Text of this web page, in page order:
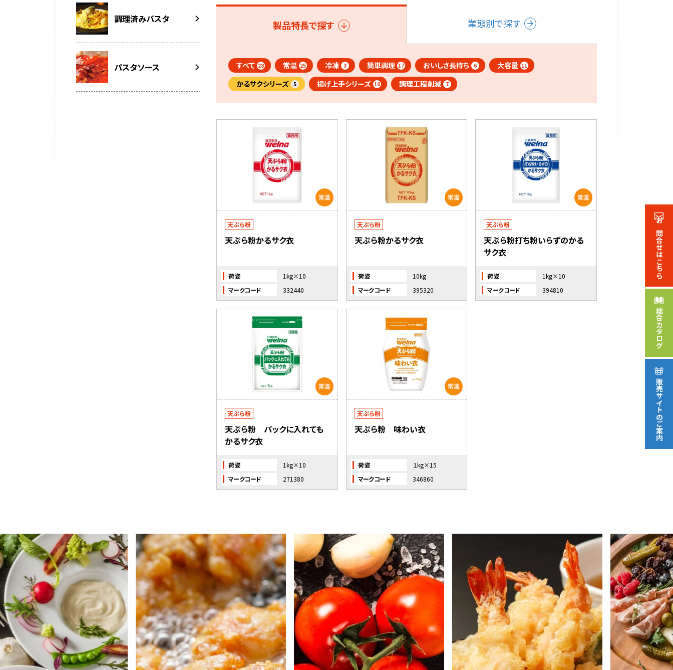
お問合せ
はこちら
総合
カタログ
販売サイト
のご案内
製品特長で探す 業態別で探す
すべて 28 常温 25 冷凍 3 簡単調理 17 おいしさ長持ち 6 大容量 11
かるサクシリーズ 5 揚げ上手シリーズ 10 調理工程削減 7
天ぷら粉
天ぷら粉かるサク衣
荷姿
1kg×10
マークコード
332440
天ぷら粉
天ぷら粉かるサク衣
荷姿
10kg
マークコード
395320
天ぷら粉
天ぷら粉打ち粉いらずのかる
サク衣
荷姿
1kg×10
マークコード
394810
天ぷら粉
天ぷら粉 パックに入れても
かるサク衣
荷姿
1kg×10
マークコード
271380
天ぷら粉
天ぷら粉 味わい衣
荷姿
１kg×15
マークコード
346860
調理済みパスタ
パスタソース